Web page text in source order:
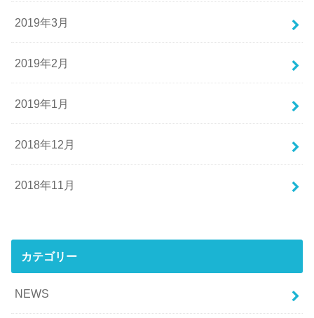
2019年3月
2019年2月
2019年1月
2018年12月
2018年11月
カテゴリー
NEWS